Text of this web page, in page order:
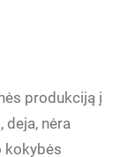
produkciją į
deja, nėra
kokybės